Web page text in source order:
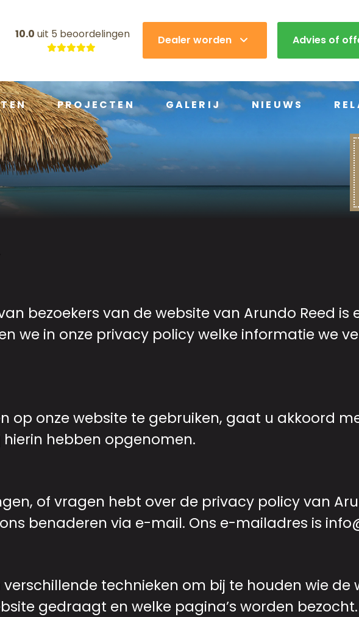
10.0 uit 5 beoordelingen Dealer worden Advies of
PROJECTEN GALERIJ NIEUWS
bezoekers van de website van Arundo Reed is
we in onze privacy policy welke informatie we
op onze website te gebruiken, gaat u akkoord
hebben opgenomen.
of vragen hebt over de privacy policy van
benaderen via e-mail. Ons e-mailadres is
technieken om bij te houden wie de
gedraagt en welke pagina’s worden